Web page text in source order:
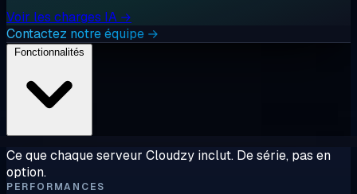
Voir les charges IA →
Contactez notre équipe →
Ce que chaque serveur Cloudzy inclut. De série, pas en
option.
PERFORMANCES